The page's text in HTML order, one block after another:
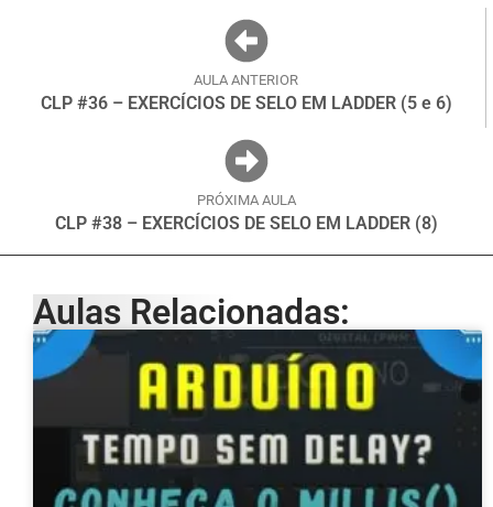
AULA ANTERIOR
CLP #36 – EXERCÍCIOS DE SELO EM LADDER (5 e 6)
PRÓXIMA AULA
CLP #38 – EXERCÍCIOS DE SELO EM LADDER (8)
Aulas Relacionadas: